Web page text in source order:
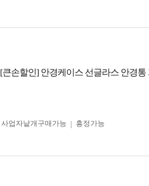
[큰손할인] 안경케이스 선글라스 안경통
사업자 낱개구매가능
흥정가능